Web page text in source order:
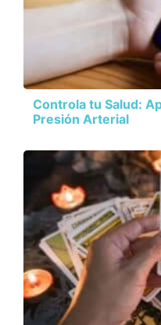
Controla tu Salud:
Presión Arterial